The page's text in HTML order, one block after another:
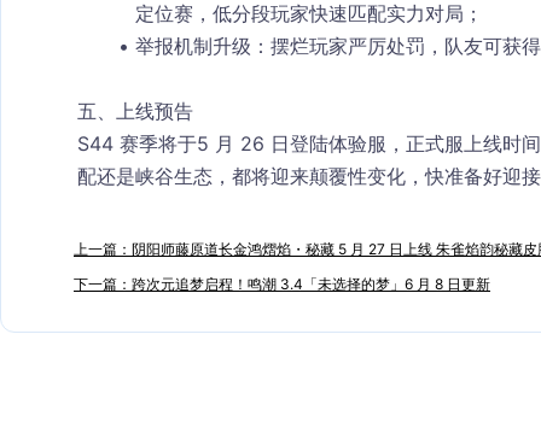
定位赛，低分段玩家快速匹配实力对局；
举报机制升级 ：摆烂玩家严厉处罚，队友可获
五、上线预告
S44 赛季将于5 月 26 日登陆体验服，正式服上线时
配还是峡谷生态，都将迎来颠覆性变化，快准备好迎
上一篇：阴阳师藤原道长金鸿熠焰・秘藏 5 月 27 日上线 朱雀焰韵秘藏皮
下一篇：跨次元追梦启程！鸣潮 3.4「未选择的梦」6 月 8 日更新